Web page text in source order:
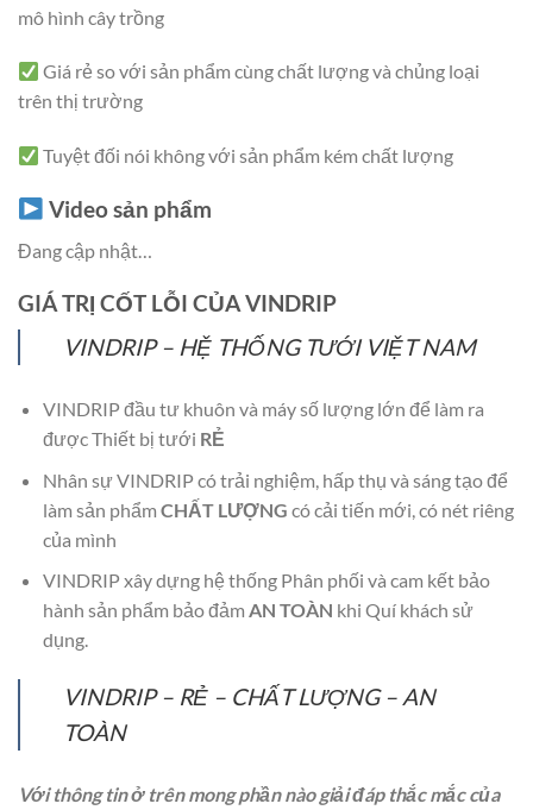
mô hình cây trồng
Giá rẻ so với sản phẩm cùng chất lượng và chủng loại
trên thị trường
Tuyệt đối nói không với sản phẩm kém chất lượng
Video sản phẩm
Đang cập nhật…
GIÁ TRỊ CỐT LỖI CỦA VINDRIP
VINDRIP – HỆ THỐNG TƯỚI VIỆT NAM
VINDRIP đầu tư khuôn và máy số lượng lớn để làm ra
được Thiết bị tưới RẺ
Nhân sự VINDRIP có trải nghiệm, hấp thụ và sáng tạo để
làm sản phẩm CHẤT LƯỢNG có cải tiến mới, có nét riêng
của mình
VINDRIP xây dựng hệ thống Phân phối và cam kết bảo
hành sản phẩm bảo đảm AN TOÀN khi Quí khách sử
dụng.
VINDRIP – RẺ – CHẤT LƯỢNG – AN
TOÀN
Với thông tin ở trên mong phần nào giải đáp thắc mắc của